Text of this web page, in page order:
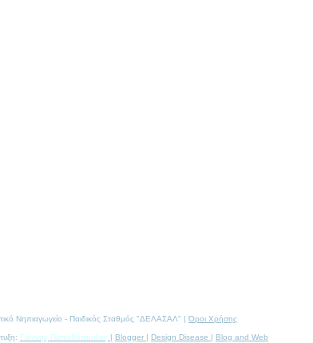
Νηπιαγωγείο - Παιδικός Σταθμός "ΔΕΛΑΣΑΛ" |Όροι Χρήσης
Γιάννης Παπαδόπουλος | Blogger | Design Disease | Blog and Web